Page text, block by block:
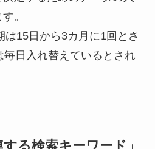
。
は15日から3カ月に1回 とさ
毎日入れ替え ているとされ